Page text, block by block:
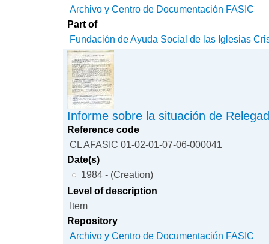
Archivo y Centro de Documentación FASIC
Part of
Fundación de Ayuda Social de las Iglesias
Informe sobre la situación de
Reference code
CL AFASIC 01-02-01-07-06-000041
Date(s)
1984 - (Creation)
Level of description
Item
Repository
Archivo y Centro de Documentación FASIC